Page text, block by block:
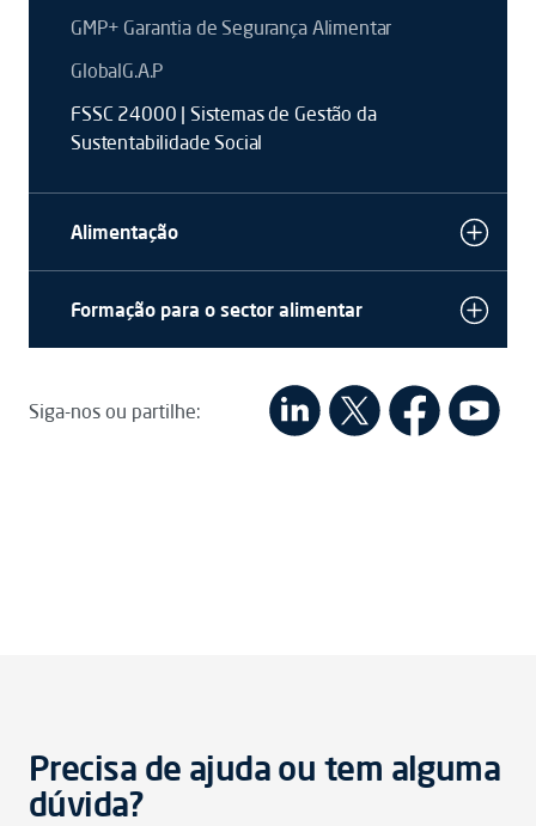
GMP+ Garantia de Segurança Alimentar
GlobalG.A.P
FSSC 24000 | Sistemas de Gestão da
Sustentabilidade Social
Alimentação
Formação para o sector alimentar
Siga-nos ou partilhe:
Precisa de ajuda ou tem alguma
dúvida?